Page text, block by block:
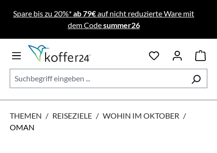
Zum Hauptinhalt springen
Spare bis zu 20%*ab 79€auf nicht reduzierte Ware mit
dem Codesummer26
THEMEN / REISEZIELE / WOHIN IM OKTOBER /
OMAN